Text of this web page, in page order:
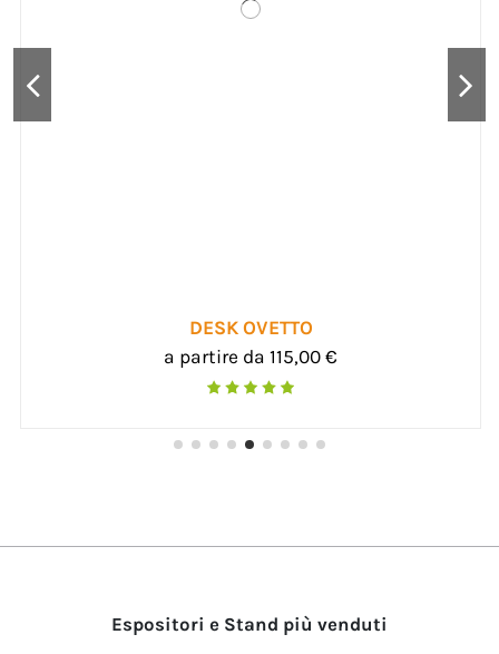
DESK OVETTO
a partire da 115,00 €
Espositori e Stand più venduti